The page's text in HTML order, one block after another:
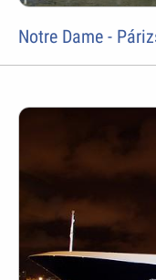
Notre Dame -